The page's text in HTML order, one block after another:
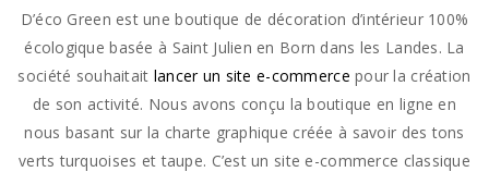
D’éco Green est une boutique de décoration d’intérieur 100%
écologique basée à Saint Julien en Born dans les Landes. La
société souhaitait lancer un site e-commerce pour la création
de son activité. Nous avons conçu la boutique en ligne en
nous basant sur la charte graphique créée à savoir des tons
verts turquoises et taupe. C’est un site e-commerce classique